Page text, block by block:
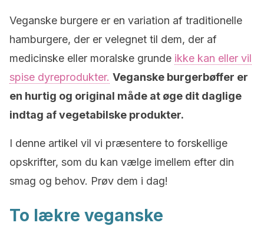
Veganske burgere er en variation af traditionelle
hamburgere, der er velegnet til dem, der af
medicinske eller moralske grunde ikke kan eller vil
spise dyreprodukter. Veganske burgerbøffer er
en hurtig og original måde at øge dit daglige
indtag af vegetabilske produkter.
I denne artikel vil vi præsentere to forskellige
opskrifter, som du kan vælge imellem efter din
smag og behov. Prøv dem i dag!
To lækre veganske